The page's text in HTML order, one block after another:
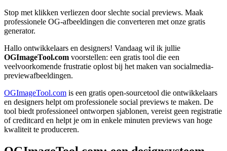
Stop met klikken verliezen door slechte social previews. Maak
professionele OG-afbeeldingen die converteren met onze gratis
generator.
Hallo ontwikkelaars en designers! Vandaag wil ik jullie
OGImageTool.com voorstellen: een gratis tool die een
veelvoorkomende frustratie oplost bij het maken van socialmedia-
previewafbeeldingen.
OGImageTool.com is een gratis open-sourcetool die ontwikkelaars
en designers helpt om professionele social previews te maken. De
tool biedt professioneel ontworpen sjablonen, vereist geen registratie
of creditcard en helpt je om in enkele minuten previews van hoge
kwaliteit te produceren.